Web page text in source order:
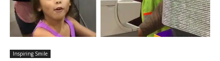
Inspiring Smile